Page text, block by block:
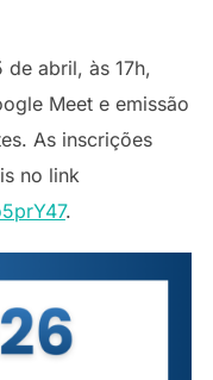
de abril, às 17h,
Meet e emissão
As inscrições
no link
.